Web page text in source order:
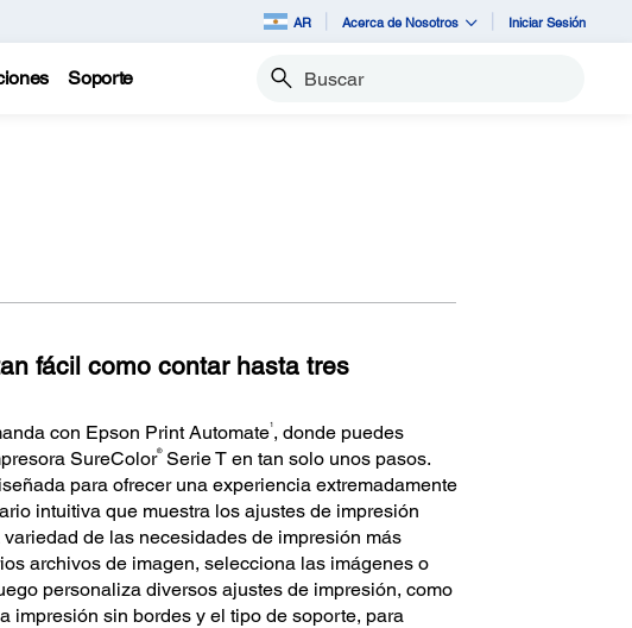
AR Acerca de Nosotros Iniciar Sesión
Soporte Buscar
fácil como contar hasta tres
con Epson Print Automate1, donde puedes
SureColor®Serie T en tan solo unos pasos.
para ofrecer una experiencia extremadamente
intuitiva que muestra los ajustes de impresión
de las necesidades de impresión más
archivos de imagen, selecciona las imágenes o
personaliza diversos ajustes de impresión, como
impresión sin bordes y el tipo de soporte, para